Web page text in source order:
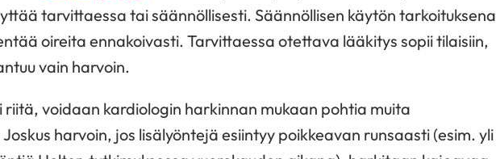
tarvittaessa tai säännöllisesti. Säännöllisen käytön tarkoituksena
oireita ennakoivasti. Tarvittaessa otettava lääkitys sopii tilaisiin,
vain harvoin.
voidaan kardiologin harkinnan mukaan pohtia muita
harvoin, jos lisälyöntejä esiintyy poikkeavan runsaasti (esim. yli